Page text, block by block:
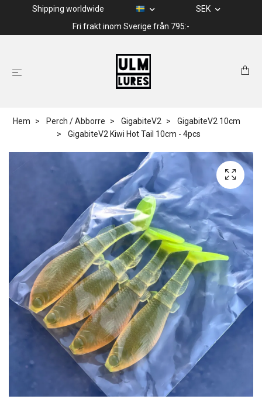
Shipping worldwide
SEK
Fri frakt inom Sverige från 795:-
Hem Perch / Abborre GigabiteV2
GigabiteV2 10cm
GigabiteV2 Kiwi Hot Tail 10cm - 4pcs